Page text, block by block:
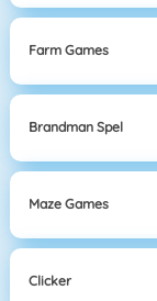
Farm Games
Brandman Spel
Maze Games
Clicker